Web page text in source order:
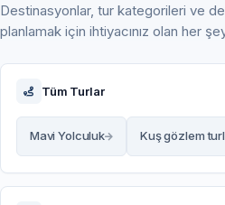
Destinasyonlar, tur kategorileri ve
planlamak için ihtiyacınız olan her
Tüm Turlar
Mavi Yolculuk Kuş gözlem